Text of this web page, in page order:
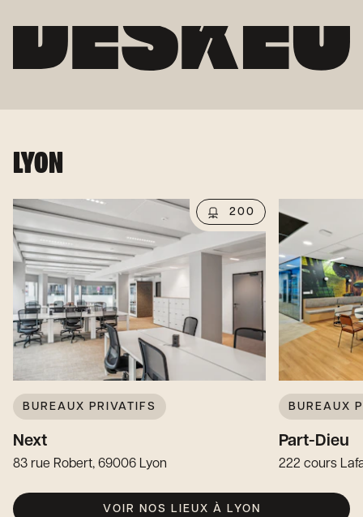
LYON
200
BUREAUX PRIVATIFS
Next
83 rue Robert, 69006 Lyon
BUREAUX
Part-Dieu
222 cours
VOIR NOS LIEUX À LYON